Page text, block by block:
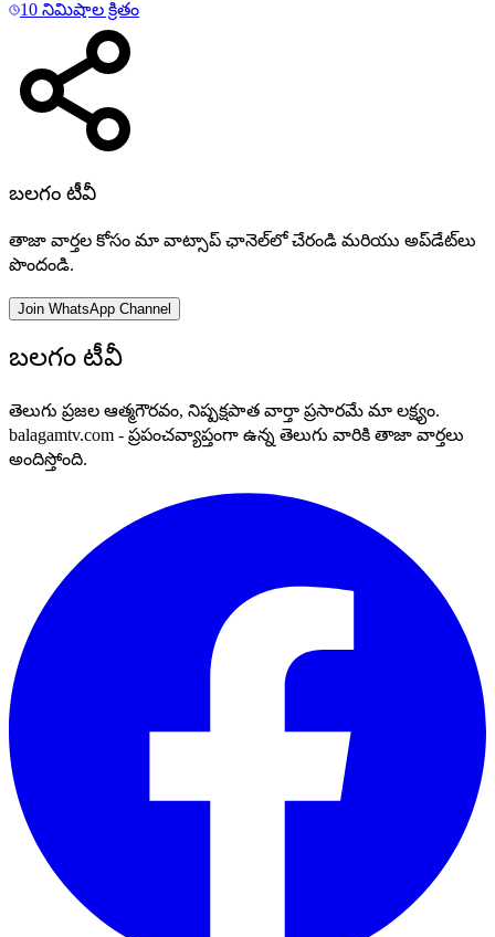
10 నిమిషాల క్రితం
బలగం టీవీ
తాజా వార్తల కోసం మా వాట్సాప్ ఛానెల్‌లో చేరండి మరియు అప్‌డేట్‌లు
పొందండి.
Join WhatsApp Channel
బలగం టీవీ
తెలుగు ప్రజల ఆత్మగౌరవం, నిష్పక్షపాత వార్తా ప్రసారమే మా లక్ష్యం.
balagamtv.com - ప్రపంచవ్యాప్తంగా ఉన్న తెలుగు వారికి తాజా వార్తలు
అందిస్తోంది.